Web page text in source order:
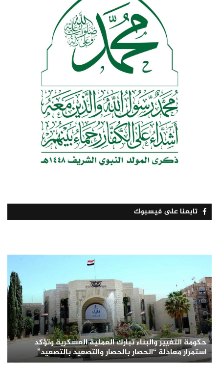
تابعنا على فيسبوك
حكومة التغيير والبناء تبارك العملية العسكرية وتؤكد
استمرار معادلة “الحصار بالحصار والتصعيد بالتصعيد”